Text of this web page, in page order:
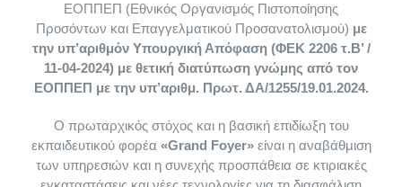
Χορηγίες – Συνεργασίες
Τομέας Πληροφορικής
Τομέας Υγείας και Πρόνοιας
Vegan Ταχύρυθμο (Μαγειρική Ζαχαροπλαστική)
Vegan Make Up Artist
Στέλεχος Θαλασσοθεραπείας / Λουτροθεραπείας – Spa
Τεχνικός Κομμωτικής Τέχνης
Τουριστικό Στέλεχος
Τουριστικός Συνοδός
Συνοδός Βουνού
Vegan Τομέας Ολιστικών Επιστημών
Βιοανάδραση – Βιοσυντονισμός
Φυσικοπαθητική
Γνώμες Vegan σπουδαστών
Gluten Free Academy
Ταχύρρυθμα Σεμινάρια (Vegan, Gluten Free)
Μαθήματα Ζαχαροπλαστικής
Πανελλήνιος Σύλλογος Βιοσυντονισμού
Βιοσυντονισμός – Βιοανάδραση
Φυτοθεραπεία
Τομέας Ομορφιάς
Κομμωτική
Ονυχοπλαστική (Μανικιουρ – Πεντικιουρ)
Τομέας Διοίκησης
Γραμματέας Νομικών Επαγγελμάτων
Σεμινάρια
ΕΟΠΠΕΠ (Εθνικός Οργανισμός Πιστοποίησης
Προσόντων και Επαγγελματικού Προσανατολισμού) με
την υπ’αριθμόν Υπουργική Απόφαση (ΦΕΚ 2206 τ.Β’ /
11-04-2024) με θετική διατύπωση γνώμης από τον
ΕΟΠΠΕΠ με την υπ’αριθμ. Πρωτ. ΔΑ/1255/19.01.2024.
Ο πρωταρχικός στόχος και η βασική επιδίωξη του
εκπαιδευτικού φορέα «Grand Foyer»είναι η αναβάθμιση
των υπηρεσιών και η συνεχής προσπάθεια σε κτιριακές